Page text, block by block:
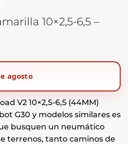
10×2,5-6,5 –
agosto
V2 10×2,5-6,5 (44MM)
G30 y modelos similares es
busquen un neumático
terrenos, tanto caminos de